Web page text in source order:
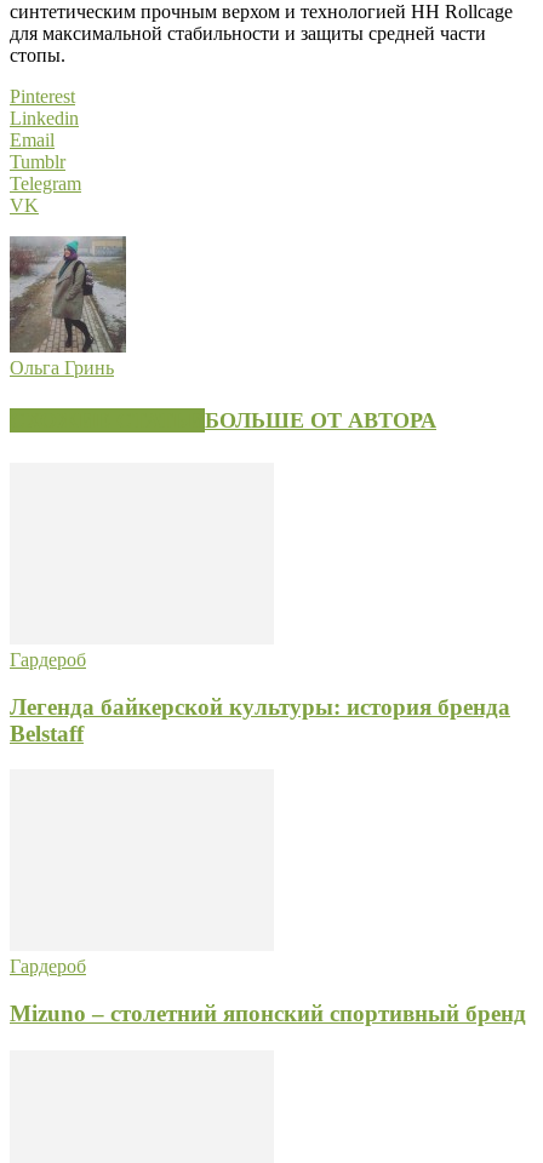
синтетическим прочным верхом и технологией HH Rollcage
для максимальной стабильности и защиты средней части
стопы.
Pinterest
Linkedin
Email
Tumblr
Telegram
VK
Ольга Гринь
БОЛЬШЕ ОТ АВТОРА
Гардероб
Легенда байкерской культуры: история бренда
Belstaff
Гардероб
Mizuno – столетний японский спортивный бренд